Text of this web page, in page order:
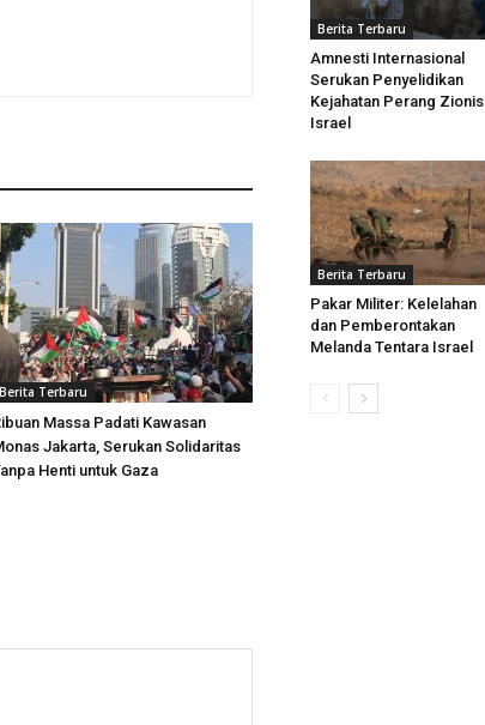
Berita Terbaru
Massa Padati Kawasan
Jakarta, Serukan Solidaritas
Henti untuk Gaza
Berita Terbaru
Amnesti Internasional
Serukan Penyelidikan
Kejahatan Perang Zionis
Israel
Berita Terbaru
Pakar Militer: Kelelahan
dan Pemberontakan
Melanda Tentara Israel